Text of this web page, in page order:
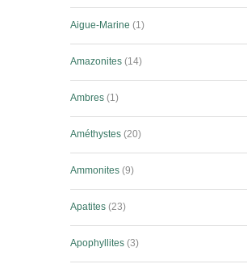
Aigue-Marine 1
Amazonites 14
Ambres 1
Améthystes 20
Ammonites 9
Apatites 23
Apophyllites 3